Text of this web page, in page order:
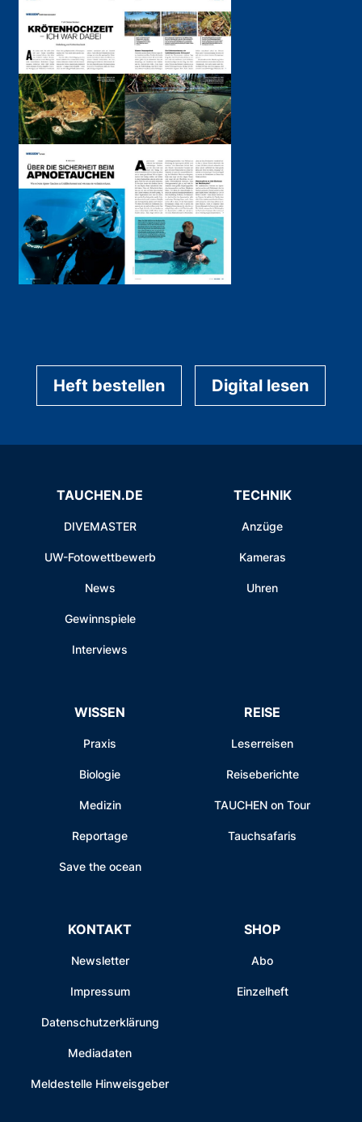
Heft bestellen Digital lesen
TAUCHEN.DE
DIVEMASTER
UW-Fotowettbewerb
News
Gewinnspiele
Interviews
TECHNIK
Anzüge
Kameras
Uhren
WISSEN
Praxis
Biologie
Medizin
Reportage
Save the ocean
REISE
Leserreisen
Reiseberichte
TAUCHEN on Tour
Tauchsafaris
KONTAKT
Newsletter
Impressum
Datenschutzerklärung
Mediadaten
Meldestelle Hinweisgeber
SHOP
Abo
Einzelheft